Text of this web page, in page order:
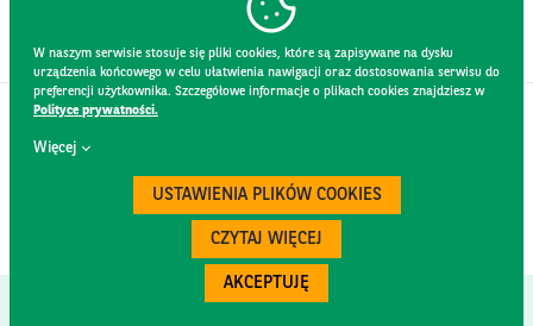
W naszym serwisie stosuje się pliki cookies, które są zapisywane na dysku
urządzenia końcowego w celu ułatwienia nawigacji oraz dostosowania serwisu do
preferencji użytkownika. Szczegółowe informacje o plikach cookies znajdziesz w
Polityce prywatności.
Więcej
USTAWIENIA PLIKÓW COOKIES
CZYTAJ WIĘCEJ
AKCEPTUJĘ
KONTAKT
REGULAMIN STRONY
POLITYKA PRYWATNOŚCI